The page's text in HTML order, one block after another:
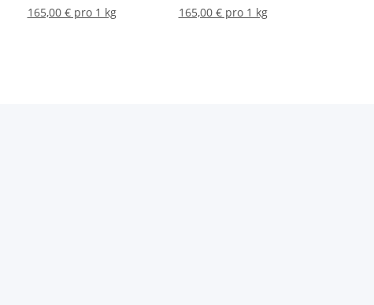
165,00 € pro 1 kg
165,00 € pro 1 kg